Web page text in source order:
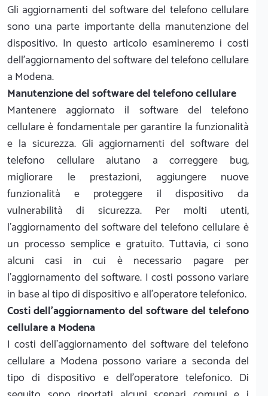
Gli aggiornamenti del software del telefono cellulare
sono una parte importante della manutenzione del
dispositivo. In questo articolo esamineremo i costi
dell'aggiornamento del software del telefono cellulare
a Modena.
Manutenzione del software del telefono cellulare
Mantenere aggiornato il software del telefono
cellulare è fondamentale per garantire la funzionalità
e la sicurezza. Gli aggiornamenti del software del
telefono cellulare aiutano a correggere bug,
migliorare le prestazioni, aggiungere nuove
funzionalità e proteggere il dispositivo da
vulnerabilità di sicurezza. Per molti utenti,
l'aggiornamento del software del telefono cellulare è
un processo semplice e gratuito. Tuttavia, ci sono
alcuni casi in cui è necessario pagare per
l'aggiornamento del software. I costi possono variare
in base al tipo di dispositivo e all'operatore telefonico.
Costi dell'aggiornamento del software del telefono
cellulare a Modena
I costi dell'aggiornamento del software del telefono
cellulare a Modena possono variare a seconda del
tipo di dispositivo e dell'operatore telefonico. Di